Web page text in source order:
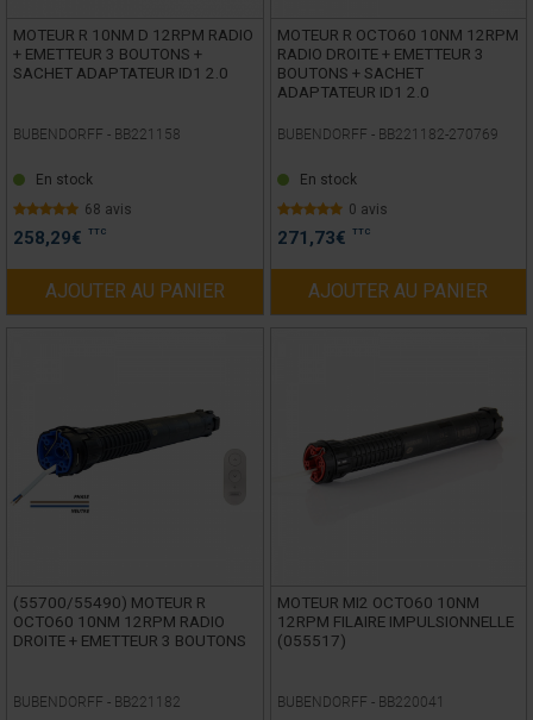
MOTEUR R 10NM D 12RPM RADIO
+ EMETTEUR 3 BOUTONS +
SACHET ADAPTATEUR ID1 2.0
BUBENDORFF - BB221158
En stock
68 avis
258,29€ TTC
AJOUTER AU PANIER
MOTEUR R OCTO60 10NM 12RPM
RADIO DROITE + EMETTEUR 3
BOUTONS + SACHET
ADAPTATEUR ID1 2.0
BUBENDORFF - BB221182-270769
En stock
0 avis
271,73€ TTC
AJOUTER AU PANIER
(55700/55490) MOTEUR R
OCTO60 10NM 12RPM RADIO
DROITE + EMETTEUR 3 BOUTONS
BUBENDORFF - BB221182
MOTEUR MI2 OCTO60 10NM
12RPM FILAIRE IMPULSIONNELLE
(055517)
BUBENDORFF - BB220041